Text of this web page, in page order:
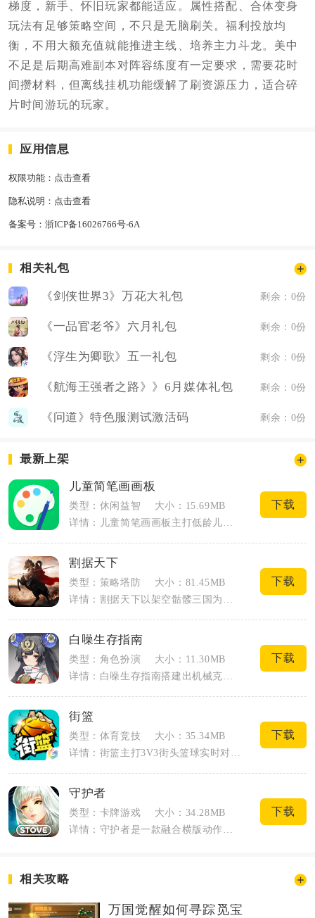
梯度，新手、怀旧玩家都能适应。属性搭配、合体变身
玩法有足够策略空间，不只是无脑刷关。福利投放均
衡，不用大额充值就能推进主线、培养主力斗龙。美中
不足是后期高难副本对阵容练度有一定要求，需要花时
间攒材料，但离线挂机功能缓解了刷资源压力，适合碎
片时间游玩的玩家。
应用信息
权限功能： 点击查看
隐私说明： 点击查看
备案号： 浙ICP备16026766号-6A
相关礼包
《剑侠世界3》万花大礼包 剩余：0份
《一品官老爷》六月礼包 剩余：0份
《浮生为卿歌》五一礼包 剩余：0份
《航海王强者之路》》6月媒体礼包 剩余：0份
《问道》特色服测试激活码 剩余：0份
最新上架
儿童简笔画画板
类型：休闲益智
大小：15.69MB
下载
割据天下
类型：策略塔防
大小：81.45MB
下载
白噪生存指南
类型：角色扮演
大小：11.30MB
详情：白噪生存指南搭建出机械克苏鲁架空世界，沉睡的人工智能母神衍生机械古神，人类沦...
下载
街篮
类型：体育竞技
大小：35.34MB
详情：街篮主打3V3街头篮球实时对抗，主打指尖操作竞技，没有自动对战模式。游戏划分...
下载
守护者
类型：卡牌游戏
大小：34.28MB
详情：守护者是一款融合横版动作闯关与角色养成的轻量级手游，玩家化身城市守护者，抵御...
下载
相关攻略
万国觉醒如何寻踪觅宝